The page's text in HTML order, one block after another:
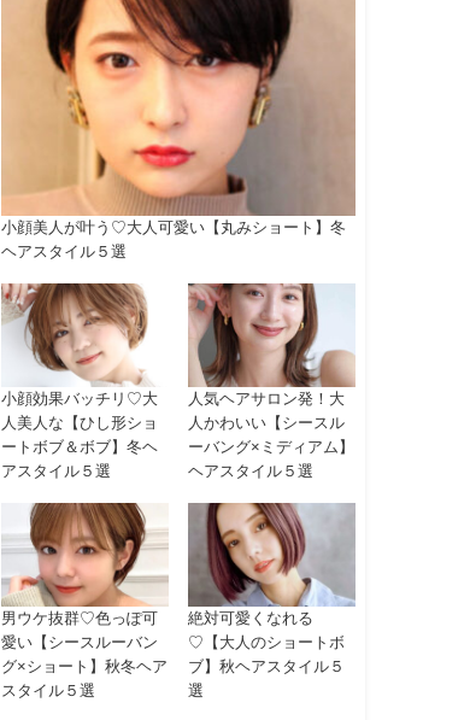
小顔美人が叶う♡大人可愛い【丸みショート】冬
ヘアスタイル５選
小顔効果バッチリ♡大
人美人な【ひし形ショ
ートボブ＆ボブ】冬ヘ
アスタイル５選
人気ヘアサロン発！大
人かわいい【シースル
ーバング×ミディアム】
ヘアスタイル５選
男ウケ抜群♡色っぽ可
愛い【シースルーバン
グ×ショート】秋冬ヘア
スタイル５選
絶対可愛くなれる
♡【大人のショートボ
ブ】秋ヘアスタイル５
選